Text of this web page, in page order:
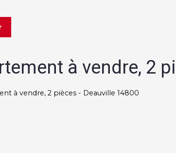
à vendre, 2